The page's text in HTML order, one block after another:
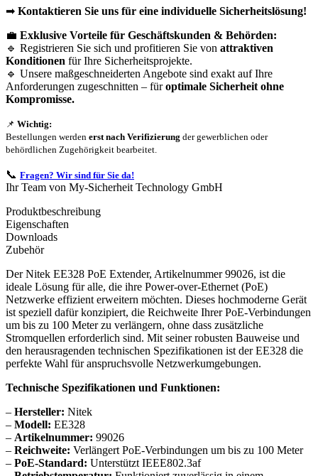
➡ Kontaktieren Sie uns für eine individuelle Sicherheitslösung!
💼 Exklusive Vorteile für Geschäftskunden & Behörden:
🔹 Registrieren Sie sich und profitieren Sie von attraktiven
Konditionen für Ihre Sicherheitsprojekte.
🔹 Unsere maßgeschneiderten Angebote sind exakt auf Ihre
Anforderungen zugeschnitten – füroptimale Sicherheit ohne
Kompromisse.
📌 Wichtig:
Bestellungen werden erst nach Verifizierung der gewerblichen oder
behördlichen Zugehörigkeit bearbeitet.
📞 Fragen? Wir sind für Sie da!
Ihr Team von My-Sicherheit Technology GmbH
Produktbeschreibung
Eigenschaften
Downloads
Zubehör
Der Nitek EE328 PoE Extender, Artikelnummer 99026, ist die
ideale Lösung für alle, die ihre Power-over-Ethernet (PoE)
Netzwerke effizient erweitern möchten. Dieses hochmoderne Gerät
ist speziell dafür konzipiert, die Reichweite Ihrer PoE-Verbindungen
um bis zu 100 Meter zu verlängern, ohne dass zusätzliche
Stromquellen erforderlich sind. Mit seiner robusten Bauweise und
den herausragenden technischen Spezifikationen ist der EE328 die
perfekte Wahl für anspruchsvolle Netzwerkumgebungen.
Technische Spezifikationen und Funktionen:
– Hersteller: Nitek
– Modell: EE328
– Artikelnummer: 99026
– Reichweite: Verlängert PoE-Verbindungen um bis zu 100 Meter
– PoE-Standard: Unterstützt IEEE802.3af